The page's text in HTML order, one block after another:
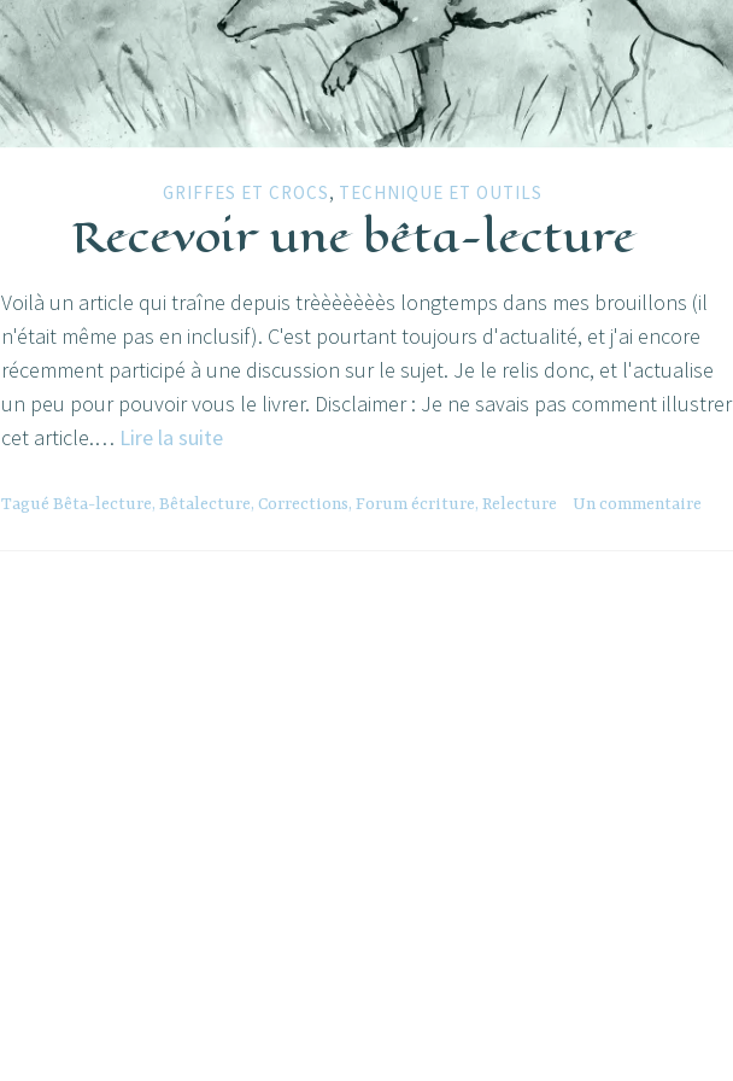
GRIFFES ET CROCS, TECHNIQUE ET OUTILS
Recevoir une bêta-lecture
Voilà un article qui traîne depuis trèèèèèèès longtemps dans mes brouillons (il
n'était même pas en inclusif). C'est pourtant toujours d'actualité, et j'ai encore
récemment participé à une discussion sur le sujet. Je le relis donc, et l'actualise
un peu pour pouvoir vous le livrer. Disclaimer : Je ne savais pas comment illustrer
cet article.… Lire la suiteRecevoir
bêta-
Tagué Bêta-lecture, Bêtalecture, Corrections, Forum écriture, Relecture Un commentaire